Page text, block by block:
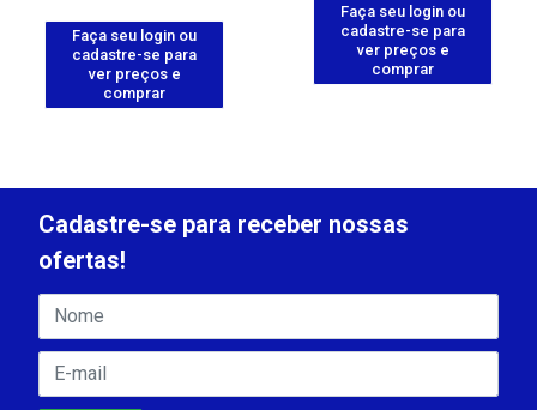
Faça seu login ou
cadastre-se para
ver preços e
comprar
Faça seu login ou
cadastre-se para
ver preços e
comprar
Cadastre-se para receber nossas
ofertas!